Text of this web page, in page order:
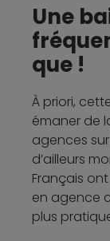
Une
que !
À priori,
émaner de
agences
d’ailleurs
Français
en agence
plus